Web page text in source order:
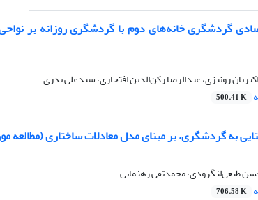
گردشگری خانه‌های دوم با گردشگری روزانه بر
رونیزی، عبدالرضا رکن‌الدین افتخاری، سیدعلی بدری
500.41 K
به گردشگری، بر مبنای مدل معادلات ساختاری
طیعی‌لنگرودی، محمدتقی رهنمایی
706.58 K